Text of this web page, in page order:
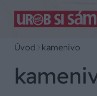
Úvod kamenivo